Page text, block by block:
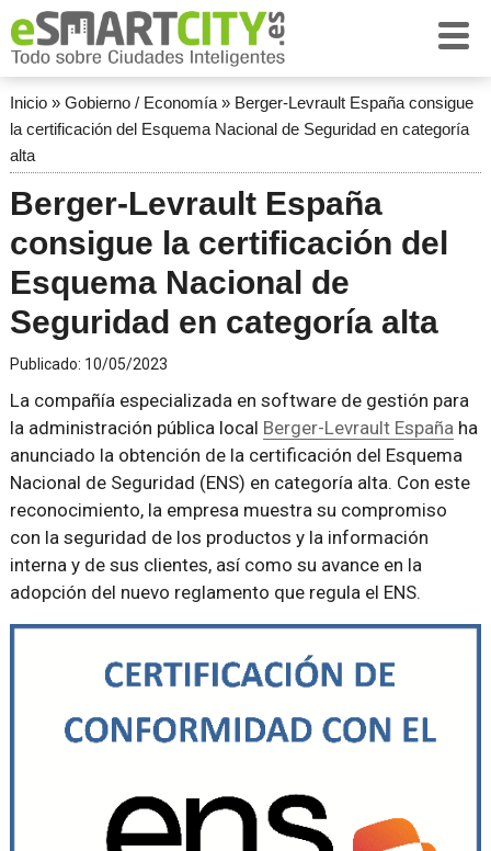
Inicio» Gobierno / Economía» Berger-Levrault España consigue
la certificación del Esquema Nacional de Seguridad en categoría
alta
Berger-Levrault España
consigue la certificación del
Esquema Nacional de
Seguridad en categoría alta
Publicado: 10/05/2023
La compañía especializada en software de gestión para
la administración pública local Berger-Levrault Españaha
anunciado la obtención de la certificación del Esquema
Nacional de Seguridad (ENS) en categoría alta. Con este
reconocimiento, la empresa muestra su compromiso
con la seguridad de los productos y la información
interna y de sus clientes, así como su avance en la
adopción del nuevo reglamento que regula el ENS.